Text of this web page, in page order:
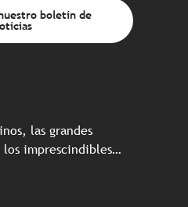
boletín de
las grandes
los imprescindibles…